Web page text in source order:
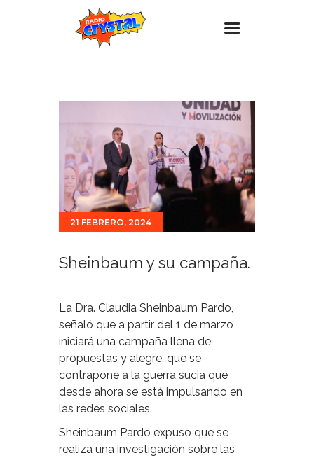
Eventos
Promociones
Noticias
Para ti
Contacto
21 FEBRERO, 2024
Sheinbaum y su campaña.
La Dra. Claudia Sheinbaum Pardo,
señaló que a partir del 1 de marzo
iniciará una campaña llena de
propuestas y alegre, que se
contrapone a la guerra sucia que
desde ahora se está impulsando en
las redes sociales.
Sheinbaum Pardo expuso que se
realiza una investigación sobre las